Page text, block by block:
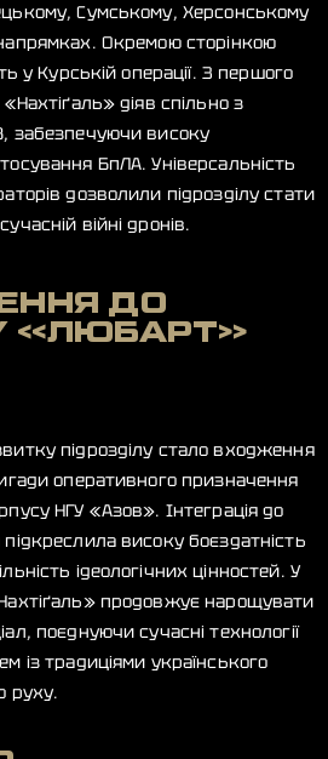
Сумському, Херсонському
Окремою сторінкою
у Курській операції. З першого
діяв спільно з
забезпечуючи високу
БпЛА. Універсальність
дозволили підрозділу стати
війні дронів.
ДО
«ЛЮБАРТ»
підрозділу стало входження
оперативного призначення
НГУ «Азов». Інтеграція до
високу боєздатність
ідеологічних цінностей. У
продовжує нарощувати
поєднуючи сучасні технології
із традиціями українського
руху.